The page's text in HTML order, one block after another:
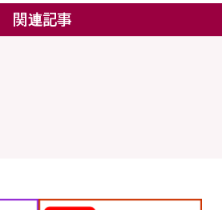
関連記事